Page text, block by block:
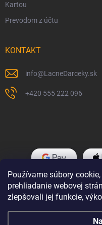
Používame súbory
prehliadanie webovej
zlepšovali jej funkcie,
Kartou
Prevodom z účtu
KONTAKT
info@LacneDarceky.sk
+420 555 222 096